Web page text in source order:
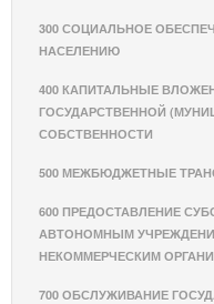
300 СОЦИАЛЬНОЕ
НАСЕЛЕНИЮ
400 КАПИТАЛЬНЫЕ
ГОСУДАРСТВЕННОЙ
СОБСТВЕННОСТИ
500 МЕЖБЮДЖЕТНЫЕ
600 ПРЕДОСТАВЛЕНИЕ
АВТОНОМНЫМ
НЕКОММЕРЧЕСКИМ
700 ОБСЛУЖИВАНИЕ